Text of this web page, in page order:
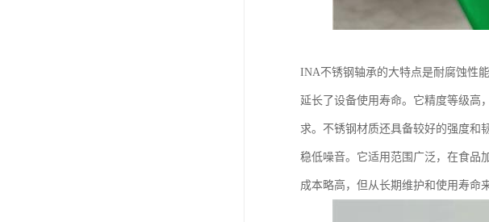
INA不锈钢轴承的大特点是耐腐蚀性
延长了设备使用寿命。它精度等级高
求。不锈钢材质还具备较好的强度和
稳低噪音。它适用范围广泛，在食品
成本略高，但从长期维护和使用寿命